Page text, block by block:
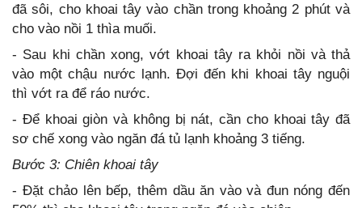
đã sôi, cho khoai tây vào chần trong khoảng 2 phút và
cho vào nồi 1 thìa muối.
- Sau khi chần xong, vớt khoai tây ra khỏi nồi và thả
vào một chậu nước lạnh. Đợi đến khi khoai tây nguội
thì vớt ra để ráo nước.
- Để khoai giòn và không bị nát, cần cho khoai tây đã
sơ chế xong vào ngăn đá tủ lạnh khoảng 3 tiếng.
Bước 3: Chiên khoai tây
- Đặt chảo lên bếp, thêm dầu ăn vào và đun nóng đến